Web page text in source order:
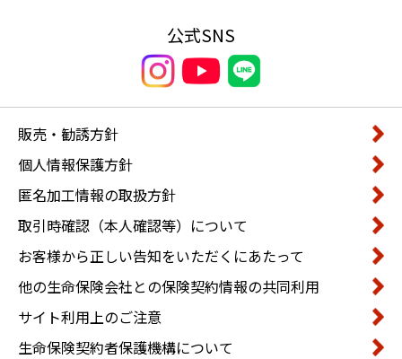
公式SNS
販売・勧誘方針
個人情報保護方針
匿名加工情報の取扱方針
取引時確認（本人確認等）について
お客様から正しい告知をいただくにあたって
他の生命保険会社との保険契約情報の共同利用
サイト利用上のご注意
生命保険契約者保護機構について